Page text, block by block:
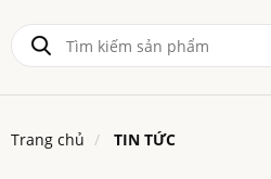
Trang chủ TIN TỨC